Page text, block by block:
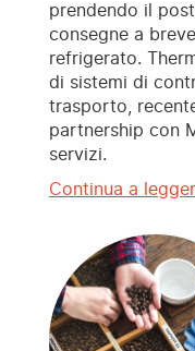
prendendo il
consegne a
refrigerato.
di sistemi di
trasporto,
partnership con
servizi.
Continua a